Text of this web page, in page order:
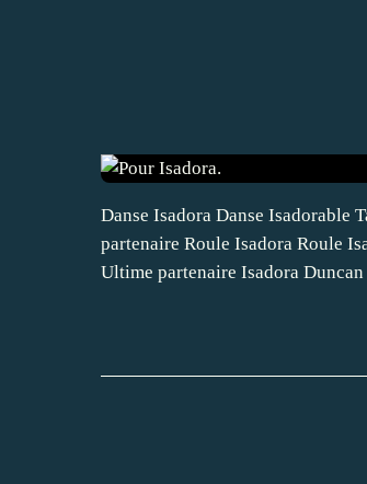
Danse Isadora Danse Isadorable
partenaire Roule Isadora Roule
Ultime partenaire Isadora Duncan